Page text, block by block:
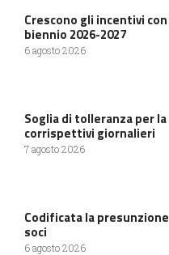
Crescono gli incentivi
biennio 2026-2027
6 agosto 2026
Soglia di tolleranza per
corrispettivi giornalieri
7 agosto 2026
Codificata la
soci
6 agosto 2026